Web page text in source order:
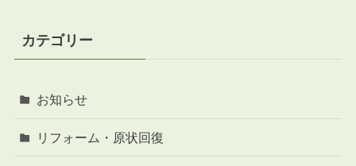
カテゴリー
お知らせ
リフォーム・原状回復